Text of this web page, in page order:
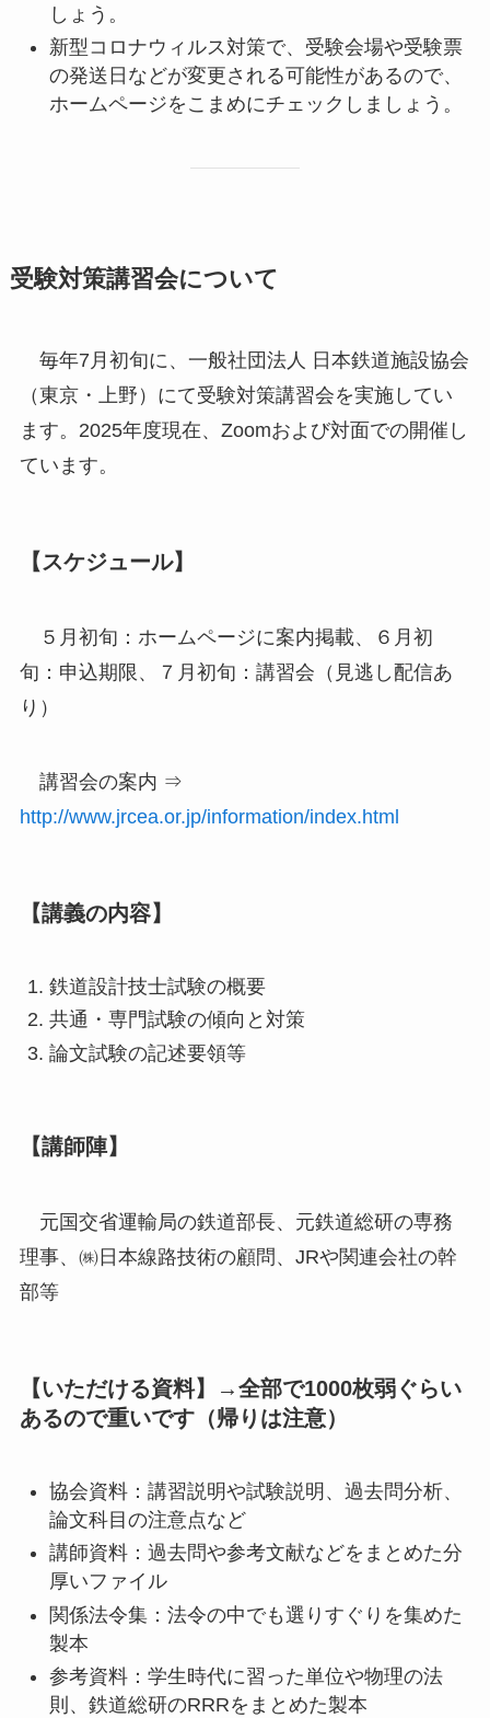
しょう。
新型コロナウィルス対策で、受験会場や受験票
の発送日などが変更される可能性があるので、
ホームページをこまめにチェックしましょう。
受験対策講習会について
毎年7月初旬に、一般社団法人 日本鉄道施設協会
（東京・上野）にて受験対策講習会を実施してい
ます。2025年度現在、Zoomおよび対面での開催し
ています。
【スケジュール】
５月初旬：ホームページに案内掲載、６月初
旬：申込期限、７月初旬：講習会（見逃し配信あ
り）
講習会の案内 ⇒
http://www.jrcea.or.jp/information/index.html
【講義の内容】
鉄道設計技士試験の概要
共通・専門試験の傾向と対策
論文試験の記述要領等
【講師陣】
元国交省運輸局の鉄道部長、元鉄道総研の専務
理事、㈱日本線路技術の顧問、JRや関連会社の幹
部等
【いただける資料】
→全部で1000枚弱ぐらい
あるので重いです（帰りは注意）
協会資料：講習説明や試験説明、過去問分析、
論文科目の注意点など
講師資料：過去問や参考文献などをまとめた分
厚いファイル
関係法令集：法令の中でも選りすぐりを集めた
製本
参考資料：学生時代に習った単位や物理の法
則、鉄道総研のRRRをまとめた製本